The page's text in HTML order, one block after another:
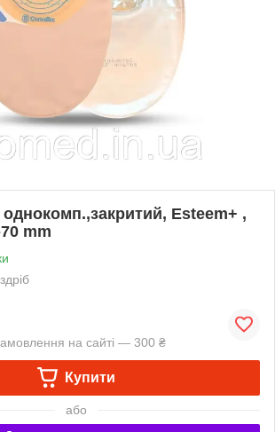
Esteem+ ,
mm
на сайті — 300 ₴
Купити
або